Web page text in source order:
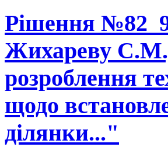
Рішення
Жихареву
розроблення
щодо
ділянки..."